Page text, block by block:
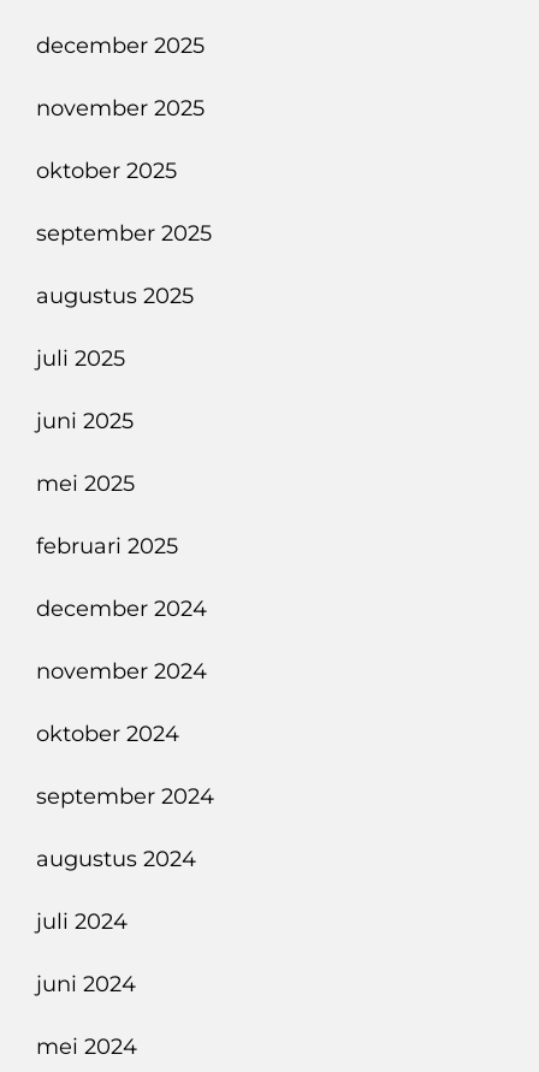
december 2025
november 2025
oktober 2025
september 2025
augustus 2025
juli 2025
juni 2025
mei 2025
februari 2025
december 2024
november 2024
oktober 2024
september 2024
augustus 2024
juli 2024
juni 2024
mei 2024